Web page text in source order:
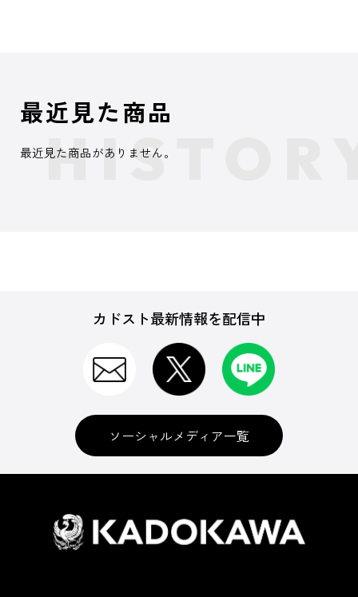
最近見た商品
最近見た商品がありません。
カドスト最新情報を配信中
ソーシャルメディア一覧